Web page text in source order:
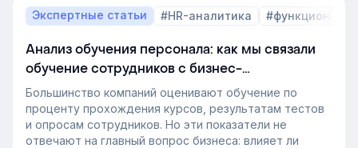
обучение оказывает на компанию и можно ли этот
эффект измерить. Такой взгляд меняет подходы к
развитию сотрудников, требования к HR и L&D, а
также на критерии выбора LMS.
В этой статье разбираем, почему это происходит и
как эти изменения повлияют на корпоративное
обучение в ближайшие годы. Материал подготовлен
на основе интервью коммерческого директора
Эквио Леонида Бутакова для подкаста HR4People.
Экспертные статьи #HR-аналитика #функционал
Анализ обучения персонала: как мы связали
обучение сотрудников с бизнес-
показателями
Большинство компаний оценивают обучение по
проценту прохождения курсов, результатам тестов
и опросам сотрудников. Но эти показатели не
отвечают на главный вопрос бизнеса: влияет ли